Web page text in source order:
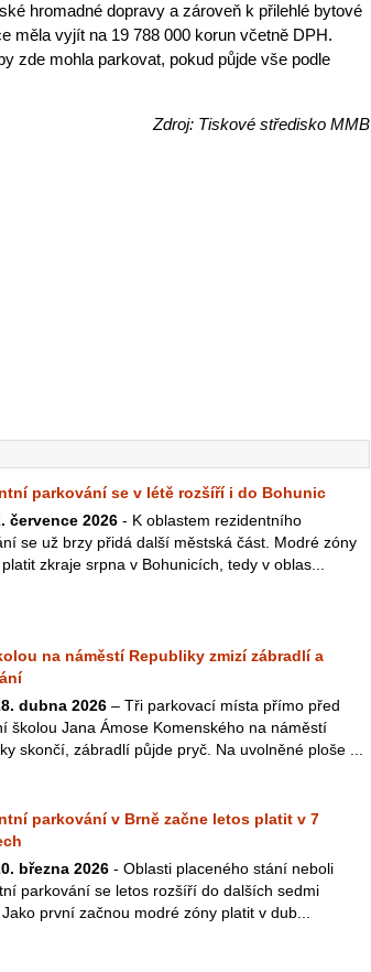
hromadné dopravy a zároveň k přilehlé bytové
měla vyjít na 19 788 000 korun včetně DPH.
zde mohla parkovat, pokud půjde vše podle
Zdroj: Tiskové středisko MMB
parkování se v létě rozšíří i do Bohunic
července 2026 - K oblastem rezidentního
se už brzy přidá další městská část. Modré zóny
zkraje srpna v Bohunicích, tedy v oblas...
na náměstí Republiky zmizí zábradlí a
dubna 2026 – Tři parkovací místa přímo před
školou Jana Ámose Komenského na náměstí
skončí, zábradlí půjde pryč. Na uvolněné ploše ...
parkování v Brně začne letos platit v 7
března 2026 - Oblasti placeného stání neboli
parkování se letos rozšíří do dalších sedmi
první začnou modré zóny platit v dub...